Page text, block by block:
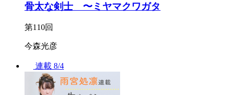
骨太な剣士 〜ミヤマクワガタ
第110回
今森光彦
連載 8/4